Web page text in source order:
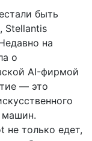
быть
Stellantis
на
о
AI-фирмой
— это
машин.
не только едет,